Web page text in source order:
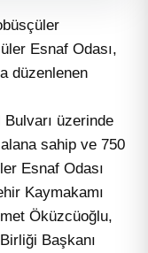
Esnaf Odası,
düzenlenen
üzerinde
sahip ve 750
Esnaf Odası
Kaymakamı
Öküzcüoğlu,
Başkanı